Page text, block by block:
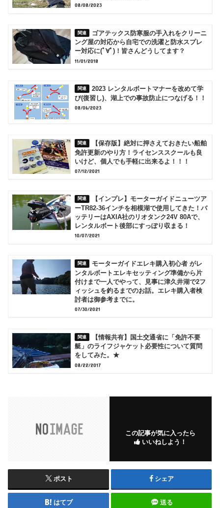
08/08/2023
ゴアテックス防寒服の手入れをクリーニ
ング屋の対応から自宅での洗濯と防水スプレ
ー対応に(ﾟ∀ﾟ)！皆さんどうしてます？
11/01/2018
2023 レンタルボートマナーを改めて学
び(復習し)、湖上での事故防止につなげる！！
08/06/2023
【保存版】絶対に押さえておきたい船舶
免許更新のやり方！ライセンススクールも良
いけど、個人でも手軽に出来るよ！！！
07/12/2021
【インプレ】モーターガイドニューツア
ーTR82-36インチを相模湖で使用してきた！バ
ッテリーはAXIA社のリオタンク24V 80Aで、
レンタルボート後部にすっぽり収まる！
10/07/2021
モーターガイドエレキ購入初心者 がレ
ンタルボートエレキセッティング準備から片
付けまで一人でやって、見事に津久井湖で2フ
ィッシュを釣るまでのお話。エレキ購入者検
討者は御参考までに。
07/30/2021
【情報共有】国土交通省に「免許不要
艇」のライフジャケット必要性について質問
をしてみた。★
08/22/2017
この記事が気に入ったら
いいねしよう！
ポスト シェア
はてブ 送る